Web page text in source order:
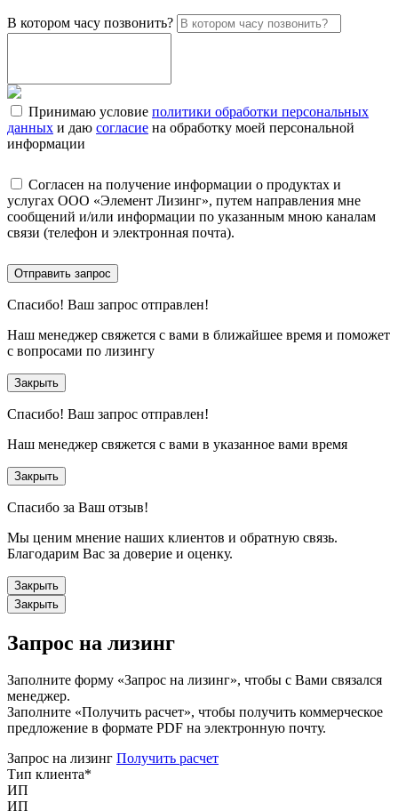
В котором часу позвонить?
Принимаю условие политики обработки персональных
данных и даю согласие на обработку моей персональной
информации
Согласен на получение информации о продуктах и
услугах ООО «Элемент Лизинг», путем направления мне
сообщений и/или информации по указанным мною каналам
связи (телефон и электронная почта).
Отправить запрос
Спасибо! Ваш запрос отправлен!
Наш менеджер свяжется с вами в ближайшее время и поможет
с вопросами по лизингу
Закрыть
Спасибо! Ваш запрос отправлен!
Наш менеджер свяжется с вами в указанное вами время
Закрыть
Спасибо за Ваш отзыв!
Мы ценим мнение наших клиентов и обратную связь.
Благодарим Вас за доверие и оценку.
Закрыть
Закрыть
Запрос на лизинг
Заполните форму «Запрос на лизинг», чтобы с Вами связался
менеджер.
Заполните «Получить расчет», чтобы получить коммерческое
предложение в формате PDF на электронную почту.
Запрос на лизинг Получить расчет
Тип клиента*
ИП
ИП